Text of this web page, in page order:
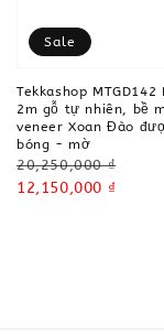
Sale
Tekkashop MTGD142
2m gỗ tự nhiên, bề
veneer Xoan Đào
bóng - mờ
Regular
price
20,250,000 ₫
Sale
12,150,000 ₫